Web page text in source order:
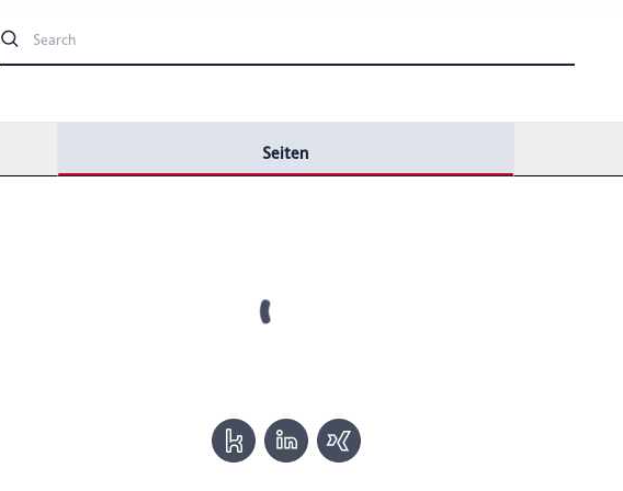
jederzeit mit Wirkung für die Zukunft in unserer Datenschutzerklärung oder
Symbols am Ende der Seite widerrufen.
Seiten